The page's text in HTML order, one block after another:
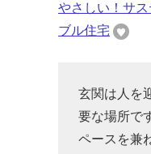
やさしい！サス
ブル住宅
玄関は人を
要な場所で
ペースを兼